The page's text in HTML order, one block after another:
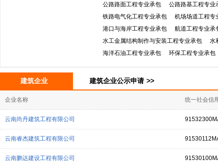
公路路面工程专业承包
公路路基工程专业
铁路电气化工程专业承包
机场场道工程专
港口与海岸工程专业承包
航道工程专业承
水工金属结构制作与安装工程专业承包
水
海洋石油工程专业承包
环保工程专业承包
建筑企业 建筑企业公示申请 >>
企业名称 统一社会信
云南尚丹建筑工程有限公司
云南睿杰建筑工程有限公司
云南鹏达建设工程有限公司